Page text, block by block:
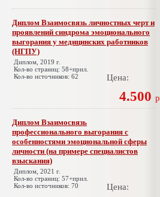
Диплом Взаимосвязь личностных черт и
проявлений синдрома эмоционального
выгорания у медицинских работников
(НГПУ)
Диплом, 2019 г.
Кол-во страниц: 58+прил.
Кол-во источников: 62
Цена:
4.500 р
Диплом Взаимосвязь
профессионального выгорания с
особенностями эмоциональной сферы
личности (на примере специалистов
взыскания)
Диплом, 2021 г.
Кол-во страниц: 57+прил.
Кол-во источников: 70
Цена: